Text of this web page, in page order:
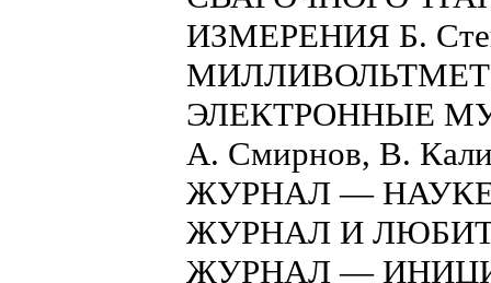
ИЗМЕРЕНИЯ Б.
ЭЛЕКТРОННЫЕ
А. Смирнов, В.
ЖУРНАЛ —
ЖУРНАЛ И
ЖУРНАЛ —